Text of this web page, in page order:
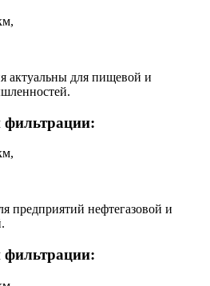
актуальны для пищевой и
фильтрации:
предприятий нефтегазовой и
фильтрации: